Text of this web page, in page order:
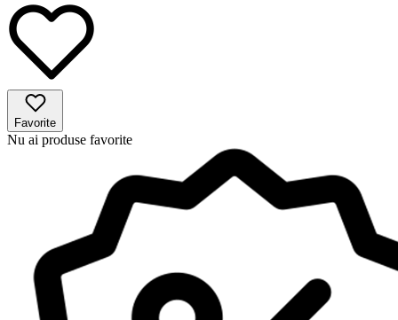
Favorite
Nu ai produse favorite